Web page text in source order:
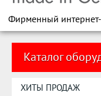
Фирменный
Каталог
ХИТЫ ПРОДАЖ